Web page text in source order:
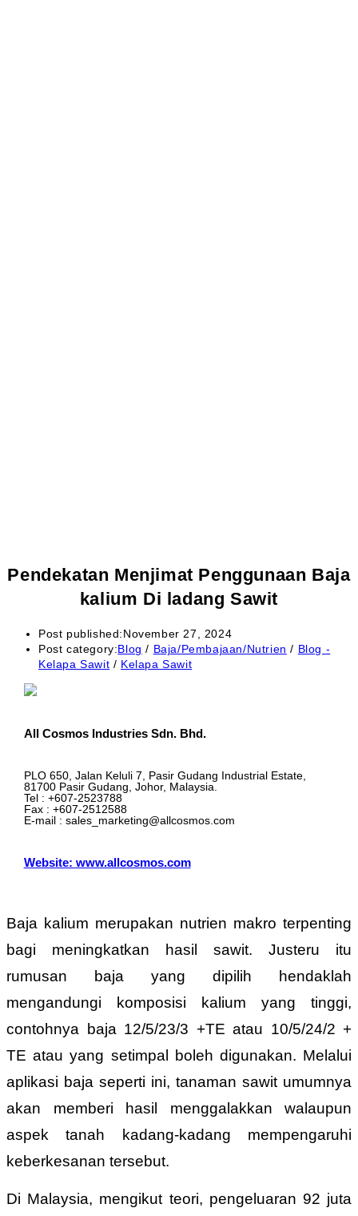
Pendekatan Menjimat Penggunaan Baja
kalium Di ladang Sawit
Post published:November 27, 2024
Post category:Blog / Baja/Pembajaan/Nutrien / Blog -
Kelapa Sawit / Kelapa Sawit
All Cosmos Industries Sdn. Bhd.
PLO 650, Jalan Keluli 7, Pasir Gudang Industrial Estate,
81700 Pasir Gudang, Johor, Malaysia.
Tel : +607-2523788
Fax : +607-2512588
E-mail : sales_marketing@allcosmos.com
Website: www.allcosmos.com
Baja kalium merupakan nutrien makro terpenting
bagi meningkatkan hasil sawit. Justeru itu
rumusan baja yang dipilih hendaklah
mengandungi komposisi kalium yang tinggi,
contohnya baja 12/5/23/3 +TE atau 10/5/24/2 +
TE atau yang setimpal boleh digunakan. Melalui
aplikasi baja seperti ini, tanaman sawit umumnya
akan memberi hasil menggalakkan walaupun
aspek tanah kadang-kadang mempengaruhi
keberkesanan tersebut.
Di Malaysia, mengikut teori, pengeluaran 92 juta